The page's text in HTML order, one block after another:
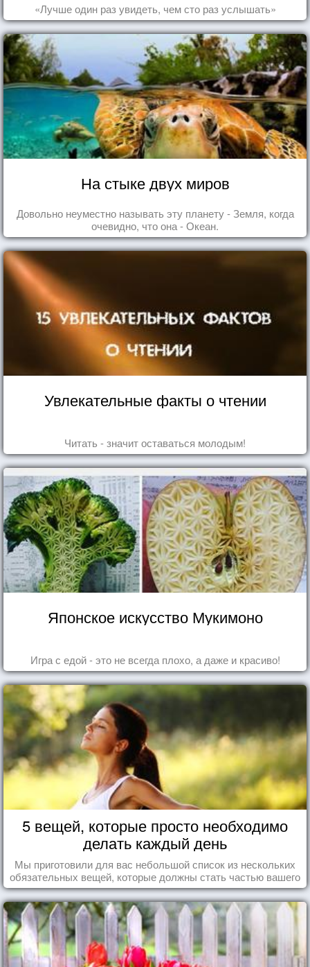
«Лучше один раз увидеть, чем сто раз услышать»
На стыке двух миров
Довольно неуместно называть эту планету - Земля, когда
очевидно, что она - Океан.
Увлекательные факты о чтении
Читать - значит оставаться молодым!
Японское искусство Мукимоно
Игра с едой - это не всегда плохо, а даже и красиво!
5 вещей, которые просто необходимо
делать каждый день
Мы приготовили для вас небольшой список из нескольких
обязательных вещей, которые должны стать частью вашего
дня.